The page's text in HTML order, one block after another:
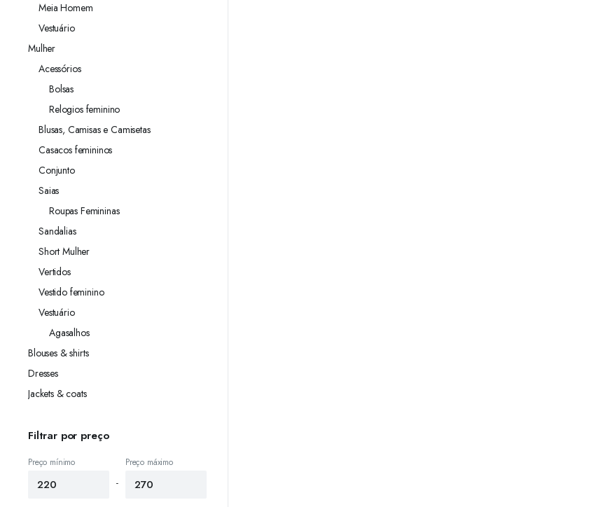
Meia Homem
Vestuário
Mulher
Acessórios
Bolsas
Relogios feminino
Blusas, Camisas e Camisetas
Casacos femininos
Conjunto
Saias
Roupas Femininas
Sandalias
Short Mulher
Vertidos
Vestido feminino
Vestuário
Agasalhos
Blouses & shirts
Dresses
Jackets & coats
Filtrar por preço
Preço mínimo
-
Preço máximo